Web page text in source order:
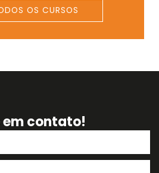
OS CURSOS
em contato!